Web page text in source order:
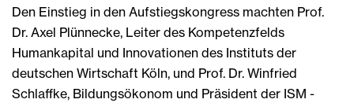
Den Einstieg in den Aufstiegskongress machten Prof.
Dr. Axel Plünnecke, Leiter des Kompetenzfelds
Humankapital und Innovationen des Instituts der
deutschen Wirtschaft Köln, und Prof. Dr. Winfried
Schlaffke, Bildungsökonom und Präsident der ISM -